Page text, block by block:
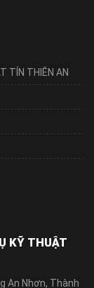
TÍN THIÊN AN
KỸ THUẬT
An Nhơn, Thành